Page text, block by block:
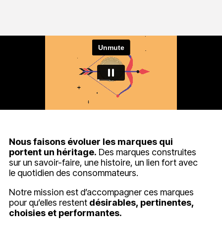
Nous faisons évoluer les marques qui
portent un héritage. Des marques construites
sur un savoir-faire, une histoire, un lien fort avec
le quotidien des consommateurs.
Notre mission est d’accompagner ces marques
pour qu’elles restent désirables, pertinentes,
choisies et performantes.